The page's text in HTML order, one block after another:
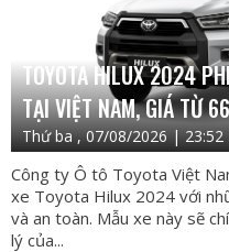
TOYOTA HILUX 2024
TẠI VIỆT NAM, GIÁ TỪ
Thứ ba , 07/08/2026 | 23:52
Công ty Ô tô Toyota Việt
xe Toyota Hilux 2024 với
và an toàn. Mẫu xe này sẽ
lý của...